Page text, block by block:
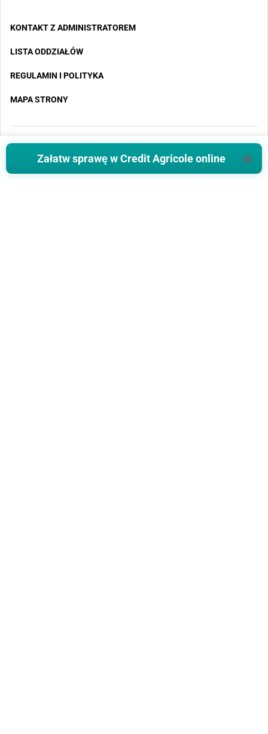
KONTAKT Z ADMINISTRATOREM
LISTA ODDZIAŁÓW
REGULAMIN I POLITYKA
MAPA STRONY
Copyright 2025 - Wszystkie prawa zastrzeżone
Załatw sprawę w Credit Agricole online